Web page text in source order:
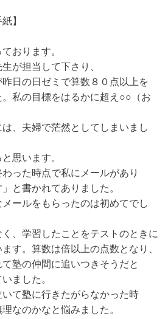
】
おります。
が担当して下さり、
日の日ゼミで算数８０点以上を
私の目標をはるかに超え○○（お
、夫婦で茫然としてしまいまし
思います。
った時点で私にメールがあり
と書かれてありました。
ールをもらったのは初めてでし
、学習したことをテストのときに
す。算数は倍以上の点数となり、
塾の仲間に追いつきそうだと
ました。
て塾に行きたがらなかった時
なのかなと悩みました。